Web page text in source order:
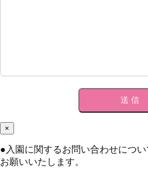
×
● 入園に関するお問い合わせにつ
お願いいたします。